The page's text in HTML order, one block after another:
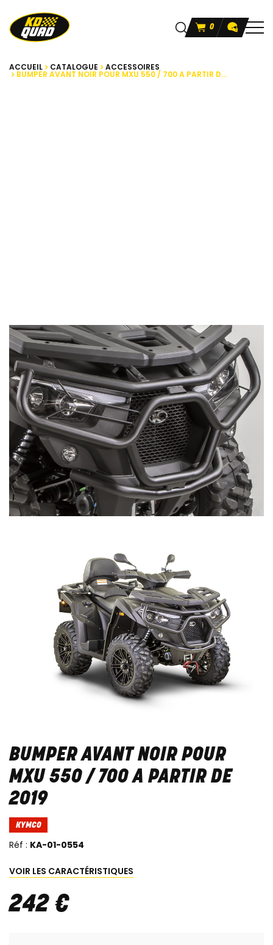
0
ACCUEIL CATALOGUE ACCESSOIRES
BUMPER AVANT NOIR POUR MXU 550 / 700 A PARTIR D...
BUMPER AVANT NOIR POUR
MXU 550 / 700 A PARTIR DE
2019
KYMCO
Réf : KA-01-0554
VOIR LES CARACTÉRISTIQUES
242 €